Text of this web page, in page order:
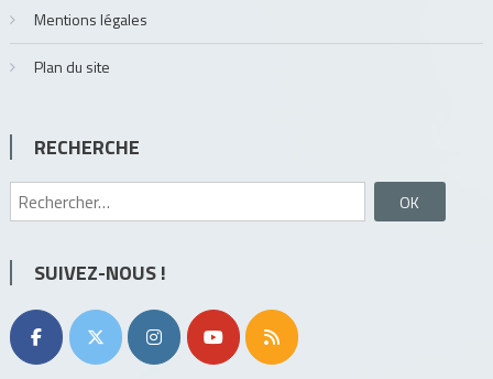
Mentions légales
Plan du site
RECHERCHE
Rechercher :
SUIVEZ-NOUS !